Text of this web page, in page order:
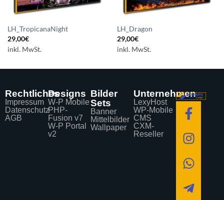
LH_TropicanaNight
29,00€
inkl. MwSt.
LH_Dragon
29,00€
inkl. MwSt.
Rechtliches
Impressum
Datenschutz
AGB
Designs
W-P Mobile
PHP-
Fusion v7
W-P Portal
v2
Bilder
Sets
Banner
Mittelbilder
Wallpaper
Unternehmen
LexyHost
WP-Mobile
CMS
CXM-
Reseller